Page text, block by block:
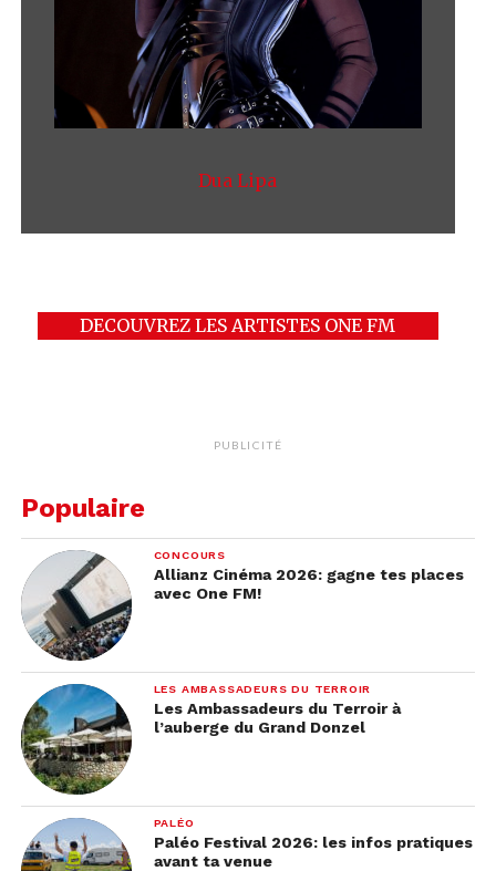
Dua Lipa
DECOUVREZ LES ARTISTES ONE FM
PUBLICITÉ
Populaire
CONCOURS
Allianz Cinéma 2026: gagne tes places
avec One FM!
LES AMBASSADEURS DU TERROIR
Les Ambassadeurs du Terroir à
l’auberge du Grand Donzel
PALÉO
Paléo Festival 2026: les infos pratiques
avant ta venue